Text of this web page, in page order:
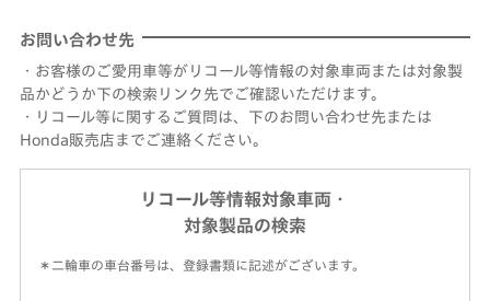
お問い合わせ先
・お客様のご愛用車等がリコール等情報の対象車両または対象製
品かどうか下の検索リンク先でご確認いただけます。
・リコール等に関するご質問は、下のお問い合わせ先または
Honda販売店までご連絡ください。
リコール等情報対象車両・
対象製品の検索
＊二輪車の車台番号は、登録書類に記述がございます。